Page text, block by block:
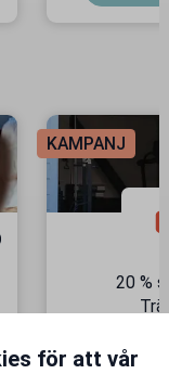
KAMPANJ
20 %
för att vår